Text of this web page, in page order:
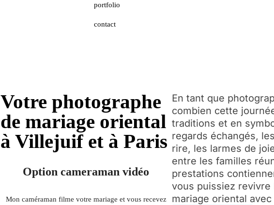
portfolio
contact
Votre photographe
de mariage oriental
à Villejuif et à Paris
Option cameraman vidéo
Mon caméraman filme votre mariage et vous recevez
En tant que
combien cette
traditions et en
regards échangés,
rire, les larmes de
entre les familles
prestations
vous puissiez revivre
mariage oriental